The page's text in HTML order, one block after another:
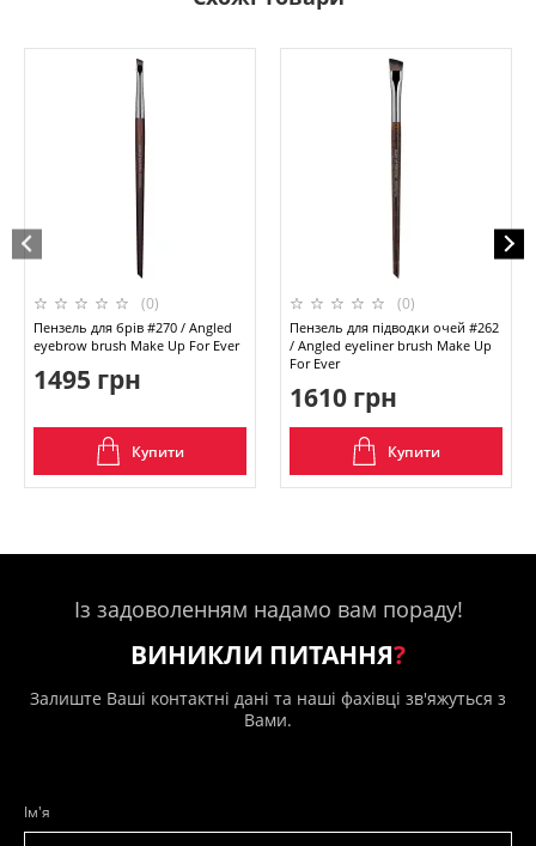
(0)
Пензель для брів #270 / Angled
eyebrow brush Make Up For Ever
1495 грн
Купити
(0)
Пензель для підводки очей #262
/ Angled eyeliner brush Make Up
For Ever
1610 грн
Купити
Із задоволенням надамо вам пораду!
ВИНИКЛИ ПИТАННЯ?
Залиште Ваші контактні дані та наші фахівці зв'яжуться з
Вами.
Ім'я